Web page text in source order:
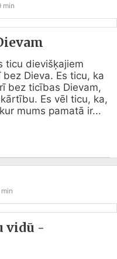
min
ticu dievišķajiem
Dieva. Es ticu, ka
bez ticības Dievam,
Es vēl ticu, ka,
mums pamatā ir...
min
vidū -